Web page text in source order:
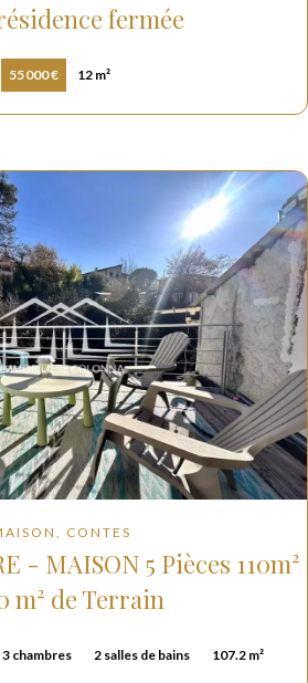
fermée
55 000 € 12 m²
CONTES
- MAISON 5 Pièces 110m²
m² de Terrain
3 chambres 2 salles de bains 107.2 m²